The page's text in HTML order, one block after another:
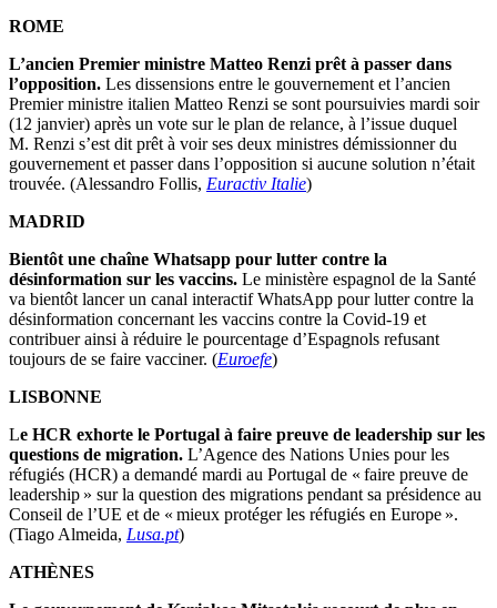
ROME
L’ancien Premier ministre Matteo Renzi prêt à passer dans
l’opposition. Les dissensions entre le gouvernement et l’ancien
Premier ministre italien Matteo Renzi se sont poursuivies mardi soir
(12 janvier) après un vote sur le plan de relance, à l’issue duquel
M. Renzi s’est dit prêt à voir ses deux ministres démissionner du
gouvernement et passer dans l’opposition si aucune solution n’était
trouvée. (Alessandro Follis, Euractiv Italie)
MADRID
Bientôt une chaîne Whatsapp pour lutter contre la
désinformation sur les vaccins. Le ministère espagnol de la Santé
va bientôt lancer un canal interactif WhatsApp pour lutter contre la
désinformation concernant les vaccins contre la Covid-19 et
contribuer ainsi à réduire le pourcentage d’Espagnols refusant
toujours de se faire vacciner. (Euroefe)
LISBONNE
Le HCR exhorte le Portugal à faire preuve de leadership sur les
questions de migration. L’Agence des Nations Unies pour les
réfugiés (HCR) a demandé mardi au Portugal de « faire preuve de
leadership » sur la question des migrations pendant sa présidence au
Conseil de l’UE et de « mieux protéger les réfugiés en Europe ».
(Tiago Almeida, Lusa.pt)
ATHÈNES